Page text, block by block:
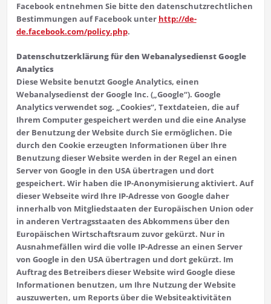
Facebook entnehmen Sie bitte den datenschutzrechtlichen
Bestimmungen auf Facebook unter http://de-
de.facebook.com/policy.php.
Datenschutzerklärung für den Webanalysedienst Google
Analytics
Diese Website benutzt Google Analytics, einen
Webanalysedienst der Google Inc. („Google“). Google
Analytics verwendet sog. „Cookies“, Textdateien, die auf
Ihrem Computer gespeichert werden und die eine Analyse
der Benutzung der Website durch Sie ermöglichen. Die
durch den Cookie erzeugten Informationen über Ihre
Benutzung dieser Website werden in der Regel an einen
Server von Google in den USA übertragen und dort
gespeichert. Wir haben die IP-Anonymisierung aktiviert. Auf
dieser Webseite wird Ihre IP-Adresse von Google daher
innerhalb von Mitgliedstaaten der Europäischen Union oder
in anderen Vertragsstaaten des Abkommens über den
Europäischen Wirtschaftsraum zuvor gekürzt. Nur in
Ausnahmefällen wird die volle IP-Adresse an einen Server
von Google in den USA übertragen und dort gekürzt. Im
Auftrag des Betreibers dieser Website wird Google diese
Informationen benutzen, um Ihre Nutzung der Website
auszuwerten, um Reports über die Websiteaktivitäten